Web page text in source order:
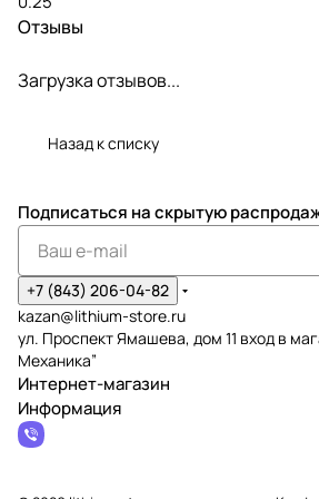
Отзывы
Загрузка отзывов...
Назад к списку
Подписаться на скрытую
+7 (843) 206-04-82
kazan@lithium-store.ru
ул. Проспект Ямашева, дом 11 вход в
Механика”
Интернет-магазин
Информация